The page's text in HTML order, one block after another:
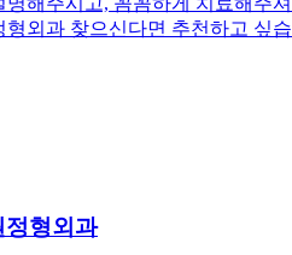
외과 찾으신다면 추천하고 싶습
정형외과